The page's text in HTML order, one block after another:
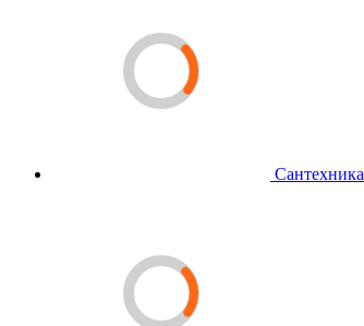
Сантехника